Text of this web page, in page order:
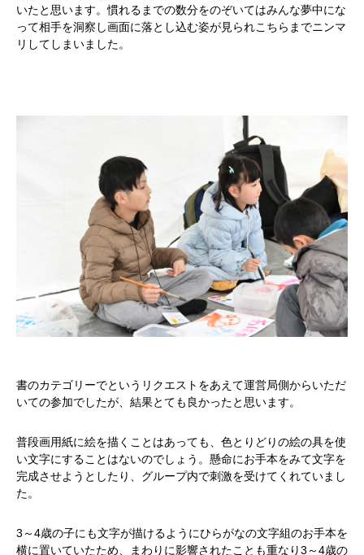
メンバー図鑑
いたと思います。慣れるまでの数分をのぞいてはみんな夢中にな
って相手を洞察し画面に落とし込む姿が見られこちらまでニンマ
リしてしまいました。
書のカテゴリーでというリクエストをあえて運営局側からいただ
いての参加でしたが、結果とても良かったと思います。
普段画用紙に絵を描くことはあっても、色とりどりの絵の具を使
い文字にすることはないのでしょう。懸命にお手本をみて文字を
完成させようとしたり、グループ内で刺激を受けてくれていまし
た。
3～4歳の子にも文字が描けるようにひらがなの文字組のお手本を
横に置いていたため、まわりに影響されたことも重なり3～4歳の